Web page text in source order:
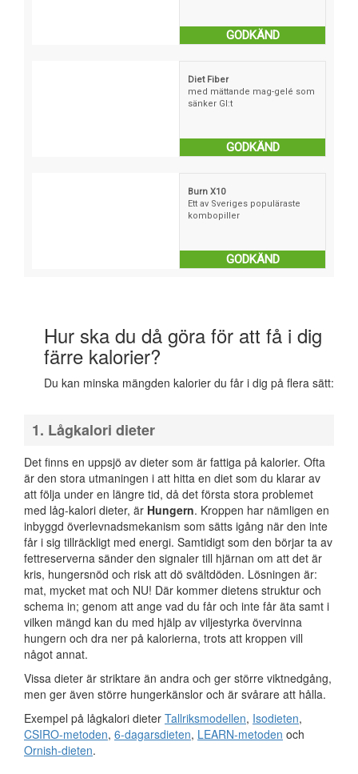
GODKÄND
Diet Fiber
med mättande mag-gelé som
sänker GI:t
GODKÄND
Burn X10
Ett av Sveriges populäraste
kombopiller
GODKÄND
Hur ska du då göra för att få i dig
färre kalorier?
Du kan minska mängden kalorier du får i dig på flera sätt:
1. Lågkalori dieter
Det finns en uppsjö av dieter som är fattiga på kalorier. Ofta
är den stora utmaningen i att hitta en diet som du klarar av
att följa under en längre tid, då det första stora problemet
med låg-kalori dieter, är Hungern. Kroppen har nämligen en
inbyggd överlevnadsmekanism som sätts igång när den inte
får i sig tillräckligt med energi. Samtidigt som den börjar ta av
fettreserverna sänder den signaler till hjärnan om att det är
kris, hungersnöd och risk att dö svältdöden. Lösningen är:
mat, mycket mat och NU! Där kommer dietens struktur och
schema in; genom att ange vad du får och inte får äta samt i
vilken mängd kan du med hjälp av viljestyrka övervinna
hungern och dra ner på kalorierna, trots att kroppen vill
något annat.
Vissa dieter är striktare än andra och ger större viktnedgång,
men ger även större hungerkänslor och är svårare att hålla.
Exempel på lågkalori dieter Tallriksmodellen, Isodieten,
CSIRO-metoden, 6-dagarsdieten, LEARN-metoden och
Ornish-dieten.